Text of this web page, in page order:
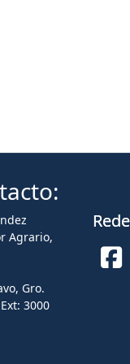
Y PRIMERA
Agrario,
Gro.
3000